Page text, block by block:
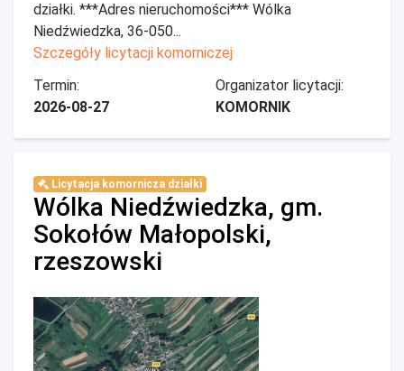
działki. ***Adres nieruchomości*** Wólka
Niedźwiedzka, 36-050...
Szczegóły licytacji komorniczej
Termin:
2026-08-27
Organizator licytacji:
KOMORNIK
Licytacja komornicza działki
Wólka Niedźwiedzka, gm.
Sokołów Małopolski,
rzeszowski